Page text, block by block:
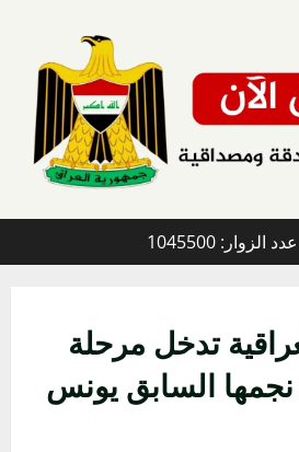
عدد الزوار: 1045500
تدخل مرحلة
نجمها السابق يونس